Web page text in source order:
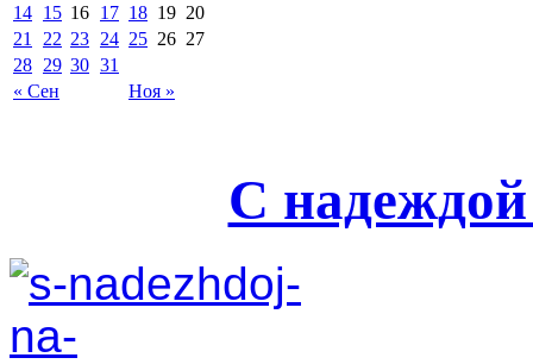
« Сен Ноя »
14 15 16 17 18 19 20
21
22 23 24 25 26 27
28 29 30 31
С